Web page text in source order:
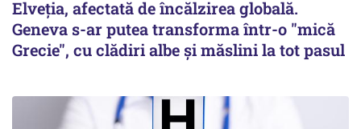
Elveţia, afectată de încălzirea globală.
Geneva s-ar putea transforma într-o "mică
Grecie", cu clădiri albe și măslini la tot pasul